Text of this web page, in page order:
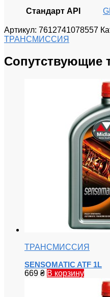
Стандарт API
Артикул: 7612741078557
ТРАНСМИССИЯ
Сопутствующие
ТРАНСМИССИЯ
SENSOMATIC ATF 1L
669 ₴ В корзину